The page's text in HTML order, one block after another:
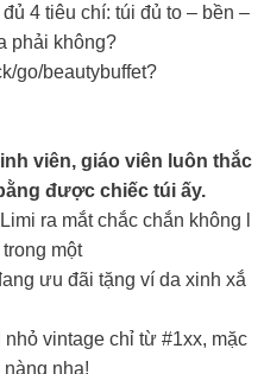
4 tiêu chí: túi đủ to – bền –
phải không?
go/beautybuffet?
viên, giáo viên luôn thắc
được chiếc túi ấy.
ra mắt chắc chắn không l
một
ưu đãi tặng ví da xinh xắ
nhỏ vintage chỉ từ #1xx, mặc
nha!